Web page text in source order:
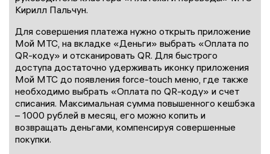
Кирилл Пальчун.
Для совершения платежа нужно открыть приложение
Мой МТС, на вкладке «Деньги» выбрать «Оплата по
QR-коду» и отсканировать QR. Для быстрого
доступа достаточно удерживать иконку приложения
Мой МТС до появления force-touch меню, где также
необходимо выбрать «Оплата по QR-коду» и счет
списания. Максимальная сумма повышенного кешбэка
– 1000 рублей в месяц, его можно копить и
возвращать деньгами, компенсируя совершенные
покупки.